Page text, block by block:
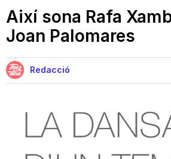
Discos
Videoclips
Cinema i
Festivals
Teatre
Així sona Rafa
Joan Palomares
Redacció